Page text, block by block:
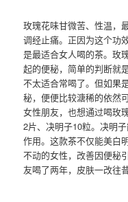
玫瑰花味甘微苦、性温，
调经止痛。正因为这个功
是最适合女人喝的茶。玫
起的便秘，简单的判断就
不太适合常喝了。但如果
秘，便便比较溏稀的依然
女性朋友，也想通过喝玫
2片、决明子10粒。决明
作用。这款茶不仅能美白
不动的女性，改善因便秘
友喝了两年，皮肤一改往